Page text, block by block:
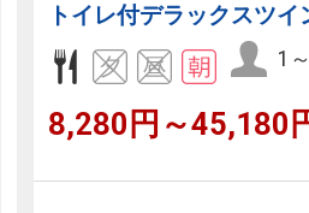
トイレ付デラックスツイ
1
8,280円～45,180